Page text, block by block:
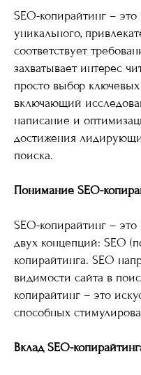
SEO-копирайтинг – это
уникального,
соответствует
захватывает интерес
просто выбор
включающий
написание и
достижения
поиска.
Понимание SEO-
SEO-копирайтинг – это
двух концепций: SEO
копирайтинга. SEO
видимости сайта в
копирайтинг – это
способных
Вклад SEO-